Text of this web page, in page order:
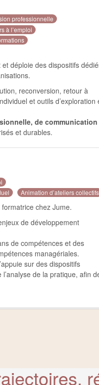
professionnelle
à l’emploi
et déploie des dispositifs
reconversion, retour à
et outils d’exploration
de
et durables.
Animation d’ateliers collectifs
chez Jume.
de développement
de compétences et des
managériales.
sur des dispositifs
de la pratique, afin